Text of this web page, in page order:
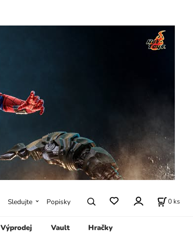
Výprodej Vault Hračky
Sledujte Popisky 0 ks